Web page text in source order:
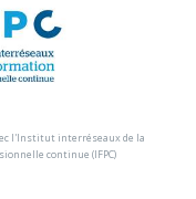
l'Institut interréseaux de la
continue (IFPC)